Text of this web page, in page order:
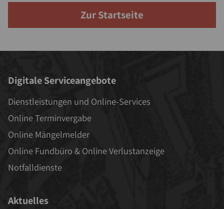
Zur Startseite
Digitale Serviceangebote
Dienstleistungen und Online-Services
Online Terminvergabe
Online Mängelmelder
Online Fundbüro & Online Verlustanzeige
Notfalldienste
Aktuelles